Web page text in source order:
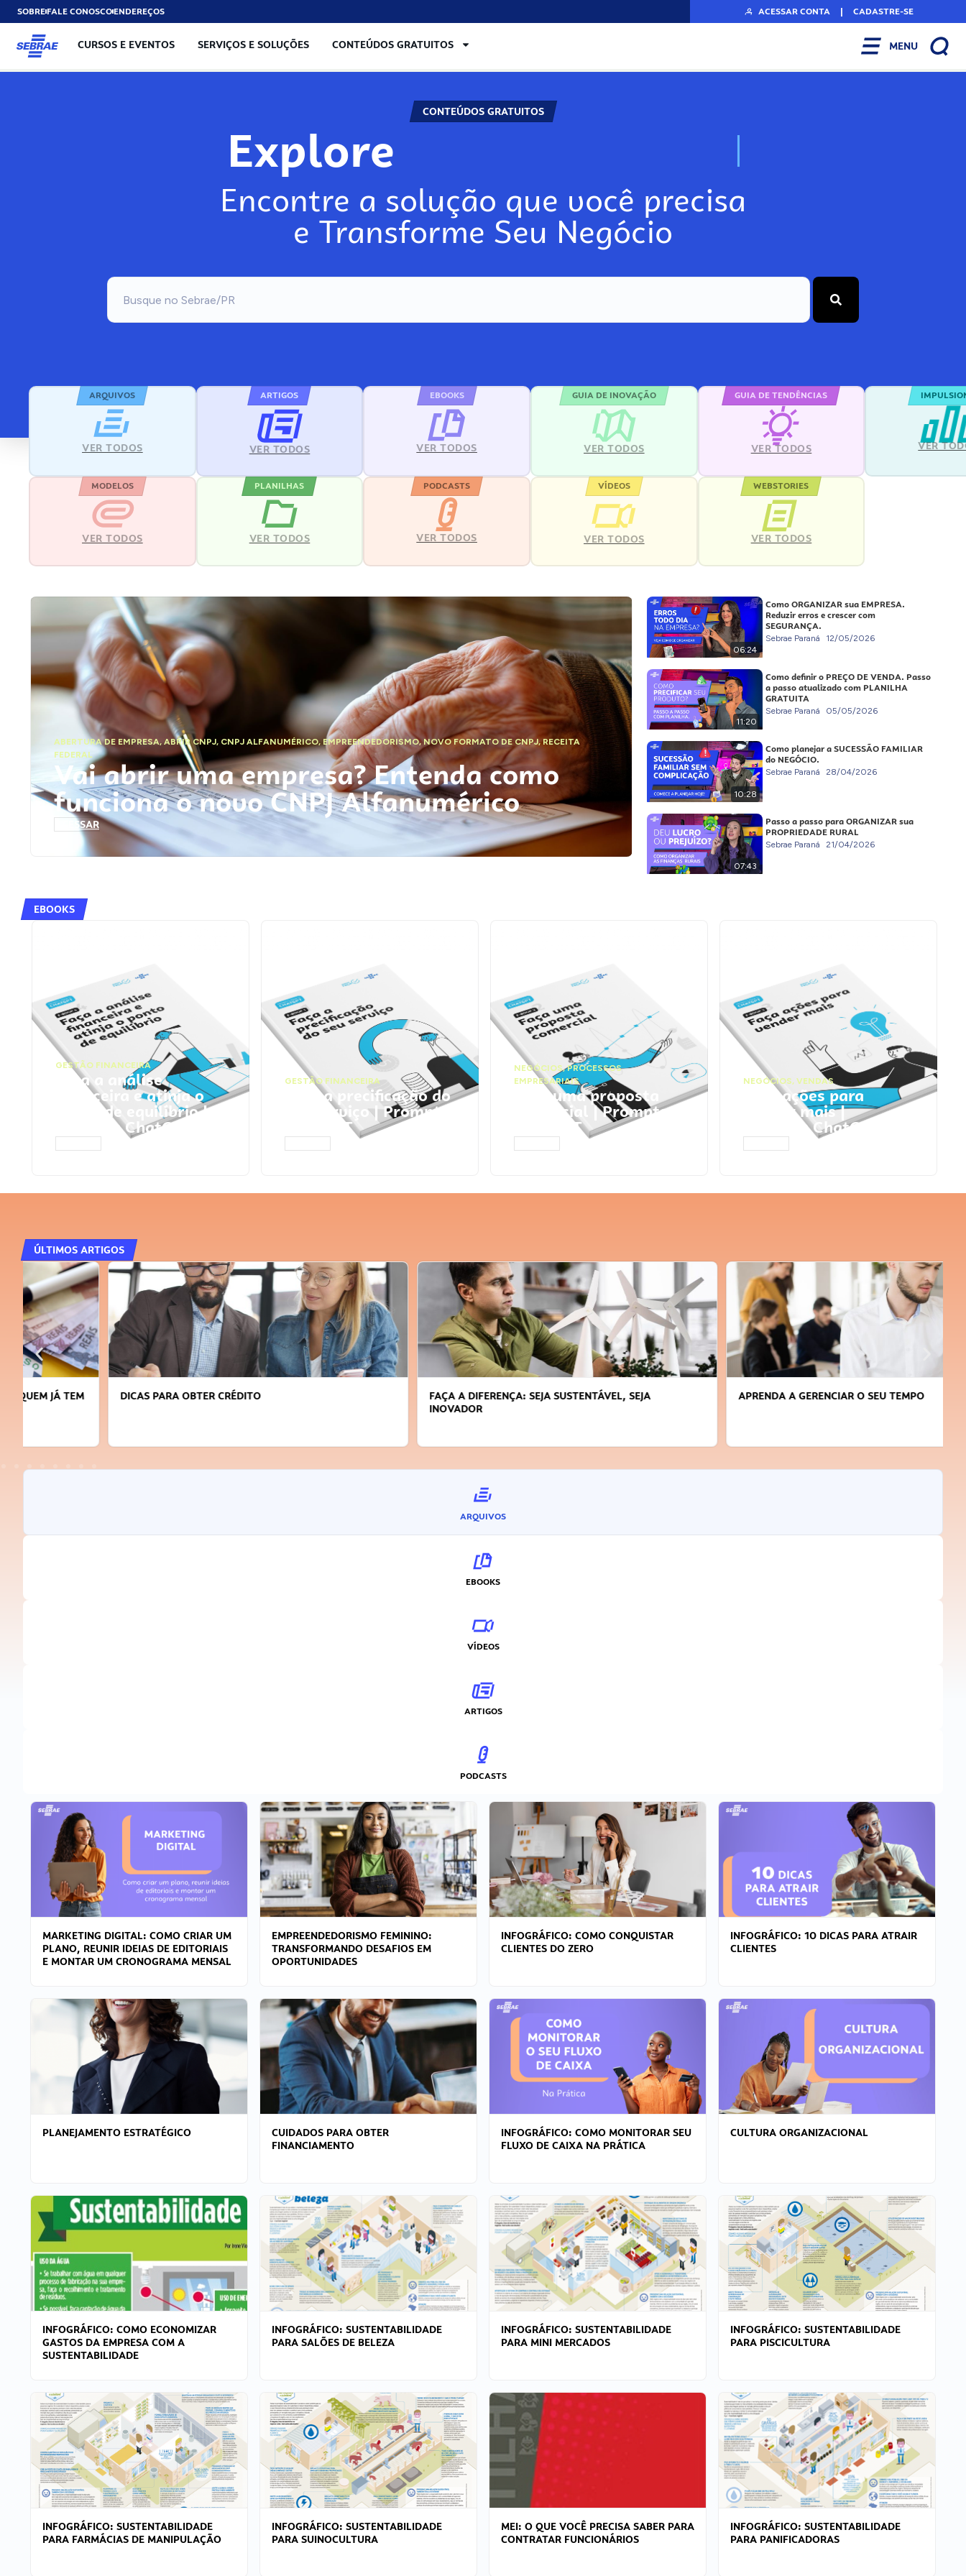
SOBREFALE CONOSCOENDEREÇOS ACESSAR CONTA | CADASTRE-SE
CURSOS E EVENTOS SERVIÇOS E SOLUÇÕES CONTEÚDOS GRATUITOS MENU
CONTEÚDOS GRATUITOS
Explore N
Encontre a solução que você precisa
e Transforme Seu Negócio
ARQUIVOS
VER TODOS
ARTIGOS
VER TODOS
EBOOKS
VER TODOS
GUIA DE INOVAÇÃO
VER TODOS
GUIA DE TENDÊNCIAS
VER TODOS VER
MODELOS
VER TODOS
PLANILHAS
VER TODOS
PODCASTS
VER TODOS
VÍDEOS
VER TODOS
WEBSTORIES
VER TODOS
ABERTURA DE EMPRESA,ABRIR CNPJ, CNPJ ALFANUMÉRICO, EMPREENDEDORISMO,NOVO FORMATO DE CNPJ,RECEITA
FEDERAL
Vai abrir uma empresa? Entenda como
funciona o novo CNPJ Alfanumérico
ACESSAR
06:24
Como ORGANIZAR sua EMPRESA.
Reduzir erros e crescer com
SEGURANÇA.
Sebrae Paraná 12/05/2026
11:20
Como definir o PREÇO DE VENDA. Passo
a passo atualizado com PLANILHA
GRATUITA
Sebrae Paraná 05/05/2026
10:28
Como planejar a SUCESSÃO FAMILIAR
do NEGÓCIO.
Sebrae Paraná 28/04/2026
07:43
Passo a passo para ORGANIZAR sua
PROPRIEDADE RURAL
Sebrae Paraná 21/04/2026
EBOOKS
GESTÃO FINANCEIRA
Faça a análise
financeira e atinja o
ponto de equilíbrio |
Prompts ChatGPT
GESTÃO FINANCEIRA
Faça a precificação do
seu serviço | Prompts
ChatGPT
NEGÓCIOS,PROCESSOS
EMPRESARIAIS
Faça uma proposta
comercial | Prompts
ChatGPT
NEGÓCIOS, VENDAS
Faça ações para
vender mais |
Prompts ChatGPT
ÚLTIMOS ARTIGOS
DICAS PARA OBTER CRÉDITO
FAÇA A DIFERENÇA: SEJA SUSTENTÁVEL, SEJA
APRENDA A GERENCIAR O SEU TEMPO
ARQUIVOS
EBOOKS
VÍDEOS
ARTIGOS
PODCASTS
MARKETING DIGITAL: COMO CRIAR UM
PLANO, REUNIR IDEIAS DE EDITORIAIS
E MONTAR UM CRONOGRAMA MENSAL
EMPREENDEDORISMO FEMININO:
TRANSFORMANDO DESAFIOS EM
OPORTUNIDADES
INFOGRÁFICO: COMO CONQUISTAR
CLIENTES DO ZERO
INFOGRÁFICO: 10 DICAS PARA ATRAIR
CLIENTES
PLANEJAMENTO ESTRATÉGICO
CUIDADOS PARA OBTER
FINANCIAMENTO
INFOGRÁFICO: COMO MONITORAR SEU
FLUXO DE CAIXA NA PRÁTICA
CULTURA ORGANIZACIONAL
INFOGRÁFICO: COMO ECONOMIZAR
GASTOS DA EMPRESA COM A
SUSTENTABILIDADE
INFOGRÁFICO: SUSTENTABILIDADE
PARA SALÕES DE BELEZA
INFOGRÁFICO: SUSTENTABILIDADE
PARA MINI MERCADOS
INFOGRÁFICO: SUSTENTABILIDADE
PARA PISCICULTURA
INFOGRÁFICO: SUSTENTABILIDADE
PARA FARMÁCIAS DE MANIPULAÇÃO
INFOGRÁFICO: SUSTENTABILIDADE
PARA SUINOCULTURA
MEI: O QUE VOCÊ PRECISA SABER PARA
CONTRATAR FUNCIONÁRIOS
INFOGRÁFICO: SUSTENTABILIDADE
PARA PANIFICADORAS